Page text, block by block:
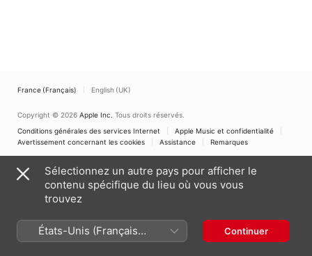
France (Français) English (UK)
Copyright © 2026 Apple Inc. Tous droits réservés.
Conditions générales des services Internet
Apple Music et confidentialité
Avertissement concernant les cookies
Assistance Remarques
Sélectionnez un autre pays pour afficher le
contenu spécifique du lieu où vous vous
trouvez
États-Unis (Français
France)
Continuer